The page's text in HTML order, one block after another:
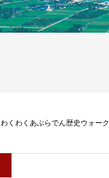
わくわくあぶらでん歴史ウォーク